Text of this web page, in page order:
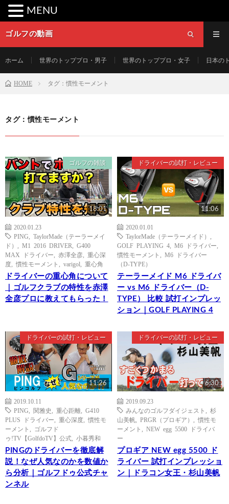
ゴルフの動画
ホーム 世界のトッププロ・男子 世界のトッププロ・女子 日本の
HOME タグ：慣性モーメント
タグ：慣性モーメント
ゴルフの雑談
18:01
2020.01.23
PING
TaylorMade（テーラーメイ
ド）
M1 2016 DRIVER
G400
MAX ドライバー
赤澤全彦
重心深
度
慣性モーメント varigol 重心角
ドライバーの重心角について
｜ゴルフクラブの特性を赤澤
全彦プロに教えてもらった！
ドライバーの試打・レビュー
11:06
2020.01.01
TaylorMade（テーラーメイド）
GOLF PLAYING 4
M6 ドライバー
慣性モーメント
M6 ドライバー
（D-TYPE）
テーラーメイド M6 ドライバ
ー vs M6 ドライバー（D-
TYPE） 比較 試打インプレッ
ション｜GOLF PLAYING 4
ドライバーの試打・レビュー
11:26
2019.10.11
PING
関雅史 重心距離
G410
PLUS ドライバー
重心深度
慣性モ
ーメント
ゴルフド
ゥ!TV【GolfdoTV】公式
小暮秀和
PINGのドライバーを徹底解
説！なぜ人気なのかを数値か
ら分析｜ゴルフドゥ公式チャ
ンネル
ドライバーの試打・レビュー
6:30
2019.09.23
みんなのゴルフダイジェスト
杉
山美帆
PRGR（プロギア）
慣性モ
ーメント
NEW egg 5500 ドライバ
ー
プロギア NEW egg 5500 ド
ライバー 試打インプレッショ
ン｜ドラコン女王・杉山美帆
MENU